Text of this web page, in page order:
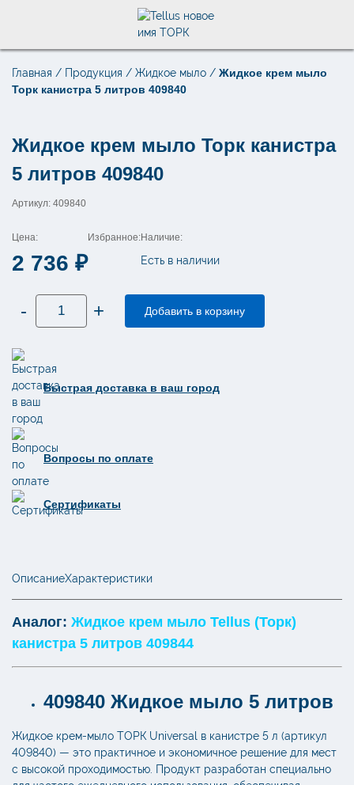
Поиск по товарам
×
Главная / Продукция / Жидкое мыло / Жидкое крем мыло
Торк канистра 5 литров 409840
Жидкое крем мыло Торк канистра
5 литров 409840
Артикул: 409840
Цена:
2 736 ₽
Избранное:Наличие:
Есть в наличии
-
Количество
товара
канистра
5
литров
409840
+ Добавить в корзину
Быстрая доставка в ваш город
Вопросы по оплате
Сертификаты
ОписаниеХарактеристики
Аналог: Жидкое крем мыло Tellus (Торк)
канистра 5 литров 409844
409840 Жидкое мыло 5 литров
Жидкое крем-мыло ТОРК Universal в канистре 5 л (артикул
409840) — это практичное и экономичное решение для мест
с высокой проходимостью. Продукт разработан специально